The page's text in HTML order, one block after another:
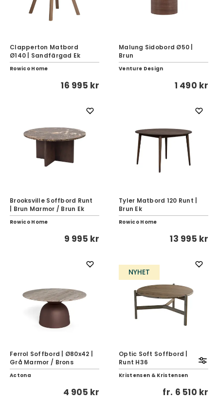
Clapperton Matbord
Ø140 | Sandfärgad Ek
Rowico Home
16 995 kr
Malung Sidobord Ø50 |
Brun
Venture Design
1 490 kr
Brooksville Soffbord Runt
| Brun Marmor / Brun Ek
Rowico Home
9 995 kr
Tyler Matbord 120 Runt |
Brun Ek
Rowico Home
13 995 kr
Ferrol Soffbord | Ø80x42 |
Grå Marmor / Brons
Actona
4 905 kr
NYHET
Optic Soft Soffbord |
Runt H36
Kristensen & Kristensen
fr. 6 510 kr